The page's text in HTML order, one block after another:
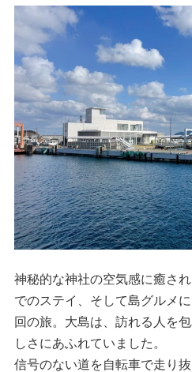
神秘的な神社の空気感に癒さ
でのステイ、そして島グルメ
回の旅。大島は、訪れる人を
しさにあふれていました。
信号のない道を自転車で走り